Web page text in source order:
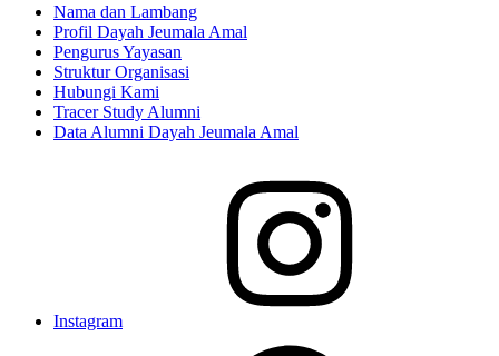
Nama dan Lambang
Profil Dayah Jeumala Amal
Pengurus Yayasan
Struktur Organisasi
Hubungi Kami
Tracer Study Alumni
Data Alumni Dayah Jeumala Amal
Instagram